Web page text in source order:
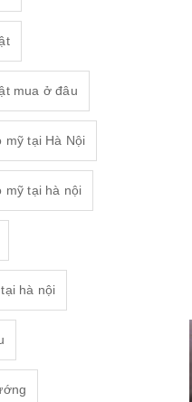
mua ở đâu
mỹ tại Hà Nội
mỹ tại hà nội
hà nội